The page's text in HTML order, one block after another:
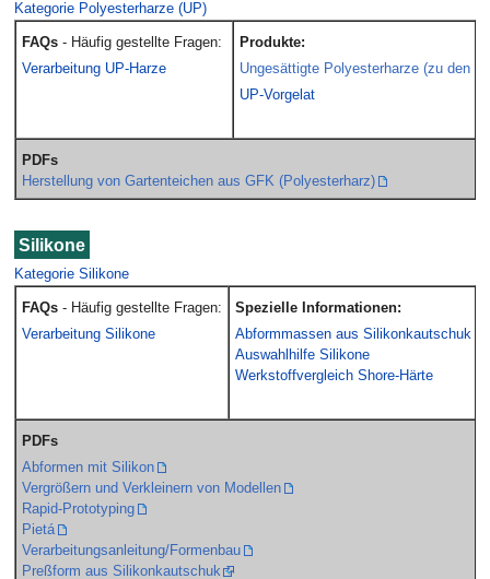
Kategorie Polyesterharze (UP)
FAQs - Häufig gestellte Fragen:
Verarbeitung UP-Harze
Produkte:
Ungesättigte Polyesterharze (zu den
UP-Vorgelat
PDFs
Herstellung von Gartenteichen aus GFK (Polyesterharz)
Silikone
Kategorie Silikone
FAQs - Häufig gestellte Fragen:
Verarbeitung Silikone
Spezielle Informationen:
Abformmassen aus Silikonkautschuk
Auswahlhilfe Silikone
Werkstoffvergleich Shore-Härte
PDFs
Abformen mit Silikon
Vergrößern und Verkleinern von Modellen
Rapid-Prototyping
Pietá
Verarbeitungsanleitung/Formenbau
Preßform aus Silikonkautschuk